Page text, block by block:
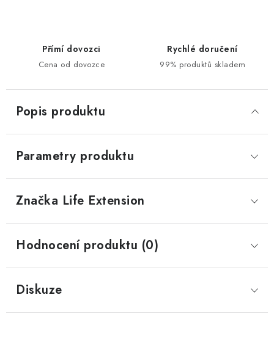
Přímí dovozci
Cena od dovozce
Rychlé doručení
99% produktů skladem
Popis produktu
Parametry produktu
Značka Life Extension
Hodnocení produktu (0)
Diskuze